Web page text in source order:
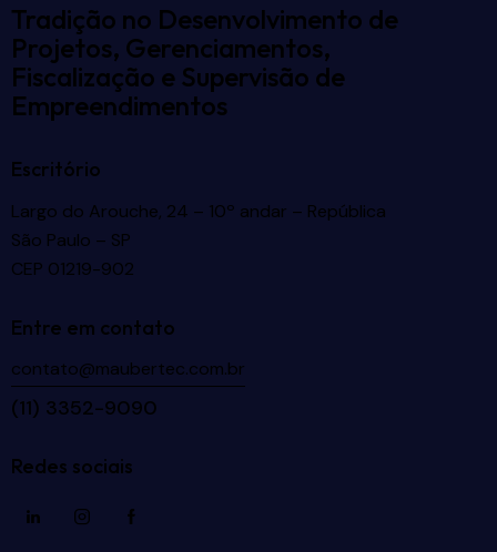
Tradição no Desenvolvimento de
Projetos, Gerenciamentos,
Fiscalização e Supervisão de
Empreendimentos
Escritório
Largo do Arouche, 24 – 10º andar – República
São Paulo – SP
CEP 01219-902
Entre em contato
contato@maubertec.com.br
(11) 3352-9090
Redes sociais